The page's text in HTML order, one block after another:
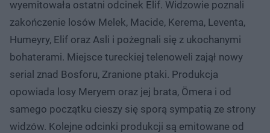
wyemitowała ostatni odcinek Elif. Widzowie poznali
zakończenie losów Melek, Macide, Kerema, Leventa,
Humeyry, Elif oraz Asli i pożegnali się z ukochanymi
bohaterami. Miejsce tureckiej telenoweli zajął nowy
serial znad Bosforu, Zranione ptaki. Produkcja
opowiada losy Meryem oraz jej brata, Ömera i od
samego początku cieszy się sporą sympatią ze strony
widzów. Kolejne odcinki produkcji są emitowane od